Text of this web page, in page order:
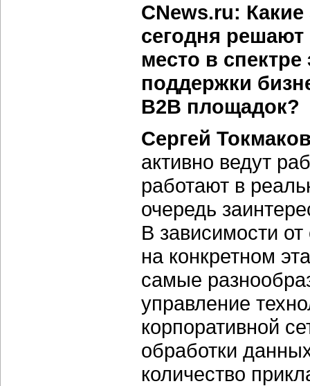
CNews.ru:
сегодня
место в
поддержки
В2В площадок?
Сергей
активно ведут
работают в
очередь
В зависимости
на конкретном
самые
управление
корпоративной
обработки
количество